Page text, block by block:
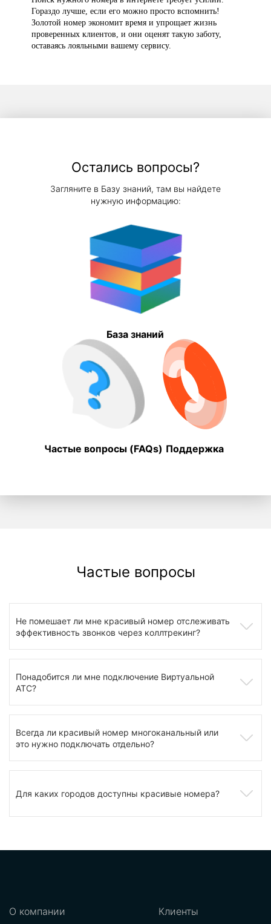
Гораздо лучше, если его можно просто вспомнить!
Золотой номер экономит время и упрощает жизнь
проверенных клиентов, и они оценят такую заботу,
оставаясь лояльными вашему сервису.
Остались вопросы?
Загляните в Базу знаний, там вы найдете
нужную информацию:
База знаний
Частые вопросы (FAQs) Поддержка
Частые вопросы
Не помешает ли мне красивый номер отслеживать
эффективность звонков через коллтрекинг?
Понадобится ли мне подключение Виртуальной
АТС?
Всегда ли красивый номер многоканальный или
это нужно подключать отдельно?
Для каких городов доступны красивые номера?
О компании
Клиенты